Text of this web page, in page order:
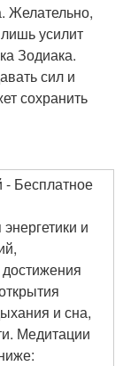
Желательно,
усилит
Зодиака.
сил и
сохранить
Бесплатное
и
и сна,
Медитации